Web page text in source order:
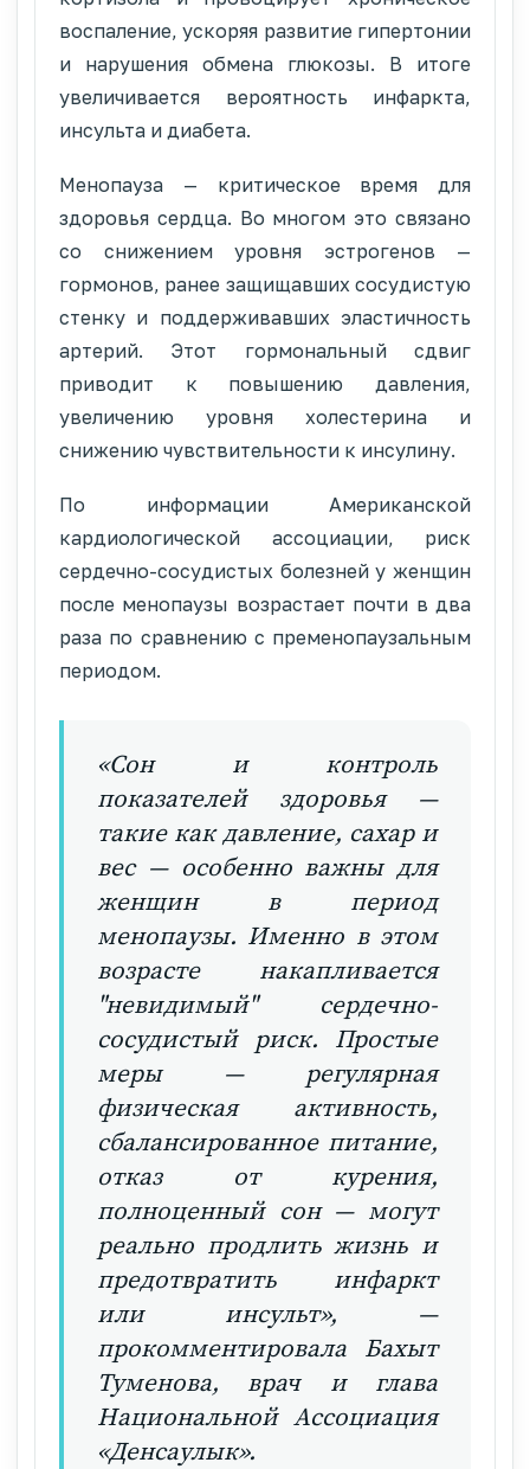
воспаление, ускоряя развитие гипертонии
и нарушения обмена глюкозы. В итоге
увеличивается вероятность инфаркта,
инсульта и диабета.
Менопауза — критическое время для
здоровья сердца. Во многом это связано
со снижением уровня эстрогенов —
гормонов, ранее защищавших сосудистую
стенку и поддерживавших эластичность
артерий. Этот гормональный сдвиг
приводит к повышению давления,
увеличению уровня холестерина и
снижению чувствительности к инсулину.
По информации Американской
кардиологической ассоциации, риск
сердечно-сосудистых болезней у женщин
после менопаузы возрастает почти в два
раза по сравнению с пременопаузальным
периодом.
«Сон и контроль
показателей здоровья —
такие как давление, сахар и
вес — особенно важны для
женщин в период
менопаузы. Именно в этом
возрасте накапливается
"невидимый" сердечно-
сосудистый риск. Простые
меры — регулярная
физическая активность,
сбалансированное питание,
отказ от курения,
полноценный сон — могут
реально продлить жизнь и
предотвратить инфаркт
или инсульт», —
прокомментировала Бахыт
Туменова, врач и глава
Национальной Ассоциация
«Денсаулык».